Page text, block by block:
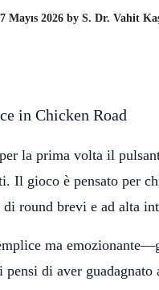
Mayıs 2026 by S. Dr. Vahit
in Chicken Road
la prima volta il
Il gioco è pensato per
round brevi e ad alta
ma
di aver guadagnato